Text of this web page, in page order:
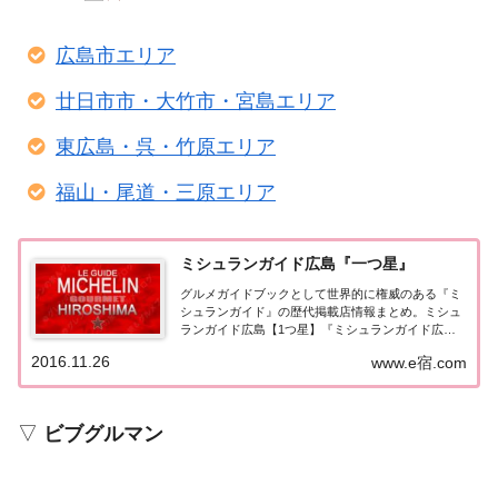
広島市エリア
廿日市市・大竹市・宮島エリア
東広島・呉・竹原エリア
福山・尾道・三原エリア
ミシュランガイド広島『一つ星』
グルメガイドブックとして世界的に権威のある『ミ
シュランガイド』の歴代掲載店情報まとめ。ミシュ
ランガイド広島【1つ星】『ミシュランガイド広
（出典元：）ミシュランガイド広島2018広島レスト
ラン2018【一つ星★】 広島市エリア 廿日市市...
www.e宿.com
2016.11.26
▽ ビブグルマン